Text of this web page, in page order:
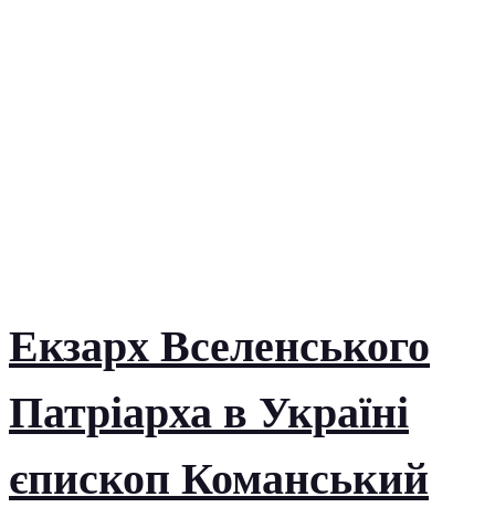
Екзарх Вселенського
Патріарха в Україні
єпископ Команський